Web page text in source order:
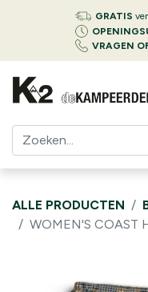
GRATIS
VRAGEN
ALLE PRODUCTEN
WOMEN'S COAST